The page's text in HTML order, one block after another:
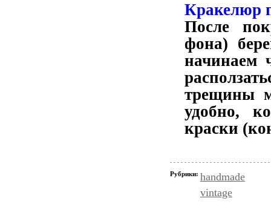
Кракелюр
После
фона)
начинаем
трещины
удобно,
краски
Рубрики: handmade
vintage